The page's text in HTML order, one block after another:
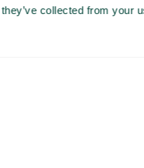
collected from your